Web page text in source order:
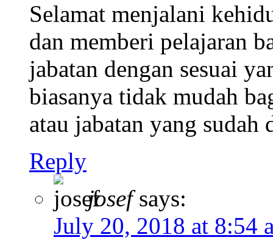
Selamat menjalani
dan memberi pelajaran
jabatan dengan sesuai
biasanya tidak mudah
atau jabatan yang
Reply
josef says:
July 20, 2018 at 8:54